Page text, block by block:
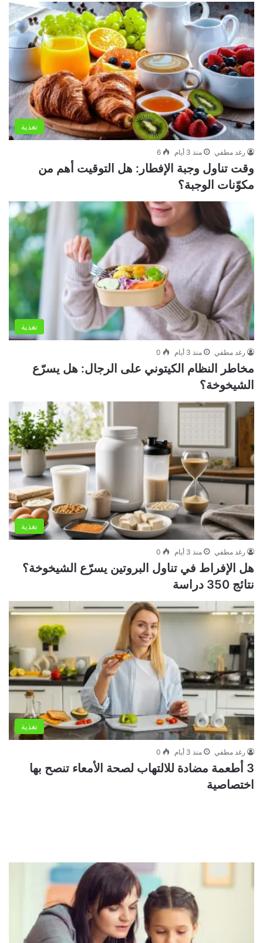
تغذية
رغد مطفي منذ 3 أيام 6
وقت تناول وجبة الإفطار: هل التوقيت أهم من
مكوّنات الوجبة؟
تغذية
رغد مطفي منذ 3 أيام 0
مخاطر النظام الكيتوني على الرجال: هل يسرّع
الشيخوخة؟
تغذية
رغد مطفي منذ 3 أيام 0
هل الإفراط في تناول البروتين يسرّع الشيخوخة؟
نتائج 350 دراسة
تغذية
رغد مطفي منذ 3 أيام 0
3 أطعمة مضادة للالتهاب لصحة الأمعاء تنصح بها
اختصاصية